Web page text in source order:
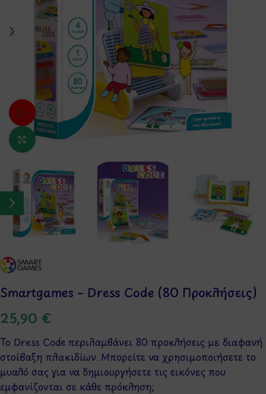
Δείτε το βίντεο
Κάντε κλικ για μεγέθυνση
Smartgames – Dress Code (80 Προκλήσεις)
25,90 €
Το Dress Code περιλαμβάνει 80 προκλήσεις με διαφανή
στοίβαξη πλακιδίων. Μπορείτε να χρησιμοποιήσετε το
μυαλό σας για να δημιουργήσετε τις εικόνες που
εμφανίζονται σε κάθε πρόκληση;